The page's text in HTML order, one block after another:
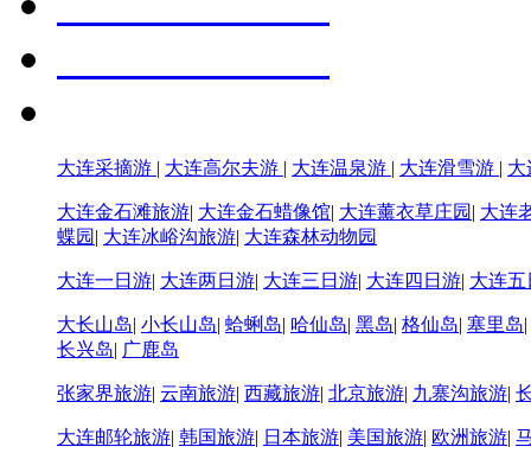
大连采摘游 | 大连高尔夫游 | 大连温泉游 | 大连滑雪游 |
大连金石滩旅游| 大连金石蜡像馆| 大连薰衣草庄园 | 大连
蝶园 | 大连冰峪沟旅游| 大连森林动物园
大连一日游| 大连两日游| 大连三日游| 大连四日游| 大连五
大长山岛| 小长山岛| 蛤蜊岛| 哈仙岛| 黑岛| 格仙岛| 塞里岛|
长兴岛| 广鹿岛
张家界旅游| 云南旅游| 西藏旅游| 北京旅游| 九寨沟旅游|
大连邮轮旅游| 韩国旅游| 日本旅游| 美国旅游| 欧洲旅游|